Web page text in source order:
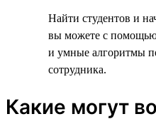
Найти студентов и
вы можете с
и умные алгоритмы
сотрудника.
Какие могут